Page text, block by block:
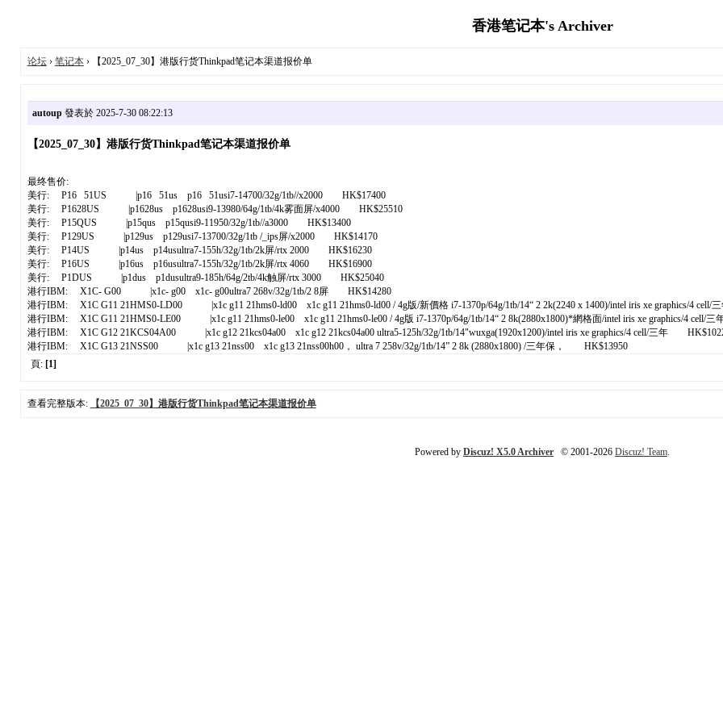
香港笔记本's Archiver
论坛› 笔记本› 【2025_07_30】港版行货Thinkpad笔记本渠道报价单
autoup發表於 2025-7-30 08:22:13
【2025_07_30】港版行货Thinkpad笔记本渠道报价单
最终售价:
美行: P16 51US |p16 51us p16 51usi7-14700/32g/1tb//x2000 HK$17400
美行: P1628US |p1628us p1628usi9-13980/64g/1tb/4k雾面屏/x4000 HK$25510
美行: P15QUS |p15qus p15qusi9-11950/32g/1tb//a3000 HK$13400
美行: P129US |p129us p129usi7-13700/32g/1tb /_ips屏/x2000 HK$14170
美行: P14US |p14us p14usultra7-155h/32g/1tb/2k屏/rtx 2000 HK$16230
美行: P16US |p16us p16usultra7-155h/32g/1tb/2k屏/rtx 4060 HK$16900
美行: P1DUS |p1dus p1dusultra9-185h/64g/2tb/4k触屏/rtx 3000 HK$25040
港行IBM: X1C- G00 |x1c- g00 x1c- g00ultra7 268v/32g/1tb/2 8屏 HK$14280
港行IBM: X1C G11 21HMS0-LD00 |x1c g11 21hms0-ld00 x1c g11 21hms0-ld00 / 4g版/新價格 i7-1370p/64g/1tb/14“ 2 2k(2240 x 1400)/intel iris xe graphics/4
港行IBM: X1C G11 21HMS0-LE00 |x1c g11 21hms0-le00 x1c g11 21hms0-le00 / 4g版 i7-1370p/64g/1tb/14“ 2 8k(2880x1800)*網格面/intel iris xe graphics/4 cell/
港行IBM: X1C G12 21KCS04A00 |x1c g12 21kcs04a00 x1c g12 21kcs04a00 ultra5-125h/32g/1tb/14"wuxga(1920x1200)/intel iris xe graphics/4 cell/三年
港行IBM: X1C G13 21NSS00 |x1c g13 21nss00 x1c g13 21nss00h00， ultra 7 258v/32g/1tb/14” 2 8k (2880x1800) /三年保， HK$13950
頁: [1]
查看完整版本: 【2025_07_30】港版行货Thinkpad笔记本渠道报价单
Powered by Discuz! X5.0 Archiver © 2001-2026 Discuz! Team.